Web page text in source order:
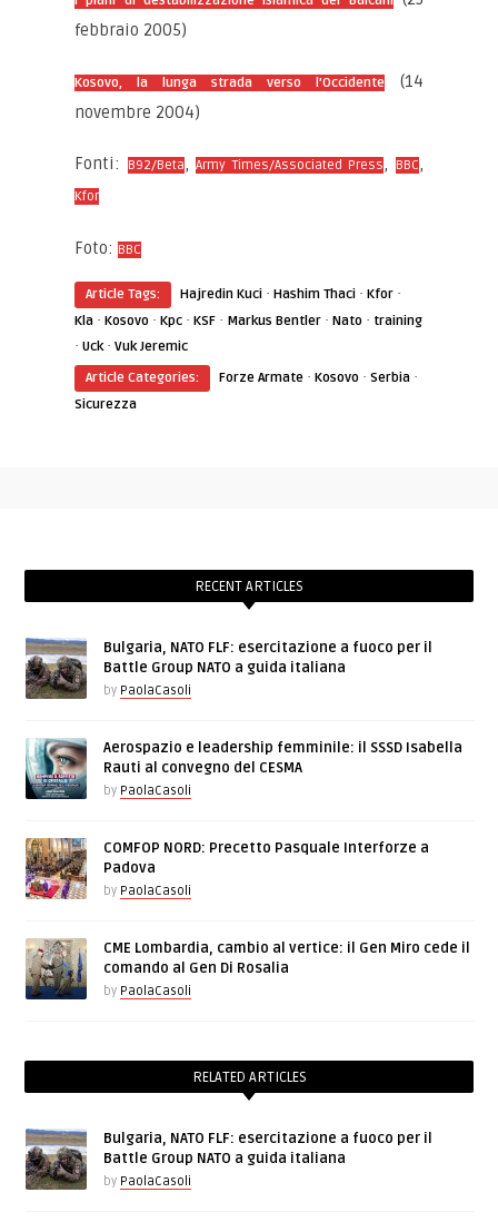
febbraio 2005)
Kosovo, la lunga strada verso l’Occidente(14
novembre 2004)
Fonti: B92/Beta,Army Times/Associated Press, BBC,
Kfor
Foto:BBC
Article Tags: Hajredin Kuci ·Hashim Thaci ·Kfor ·
Kla ·Kosovo ·Kpc ·KSF · Markus Bentler ·Nato · training
·Uck·Vuk Jeremic
Article Categories:
Forze Armate ·Kosovo ·Serbia ·
Sicurezza
RECENT ARTICLES
Bulgaria, NATO FLF: esercitazione a fuoco per il
Battle Group NATO a guida italiana
by PaolaCasoli
Aerospazio e leadership femminile: il SSSD Isabella
Rauti al convegno del CESMA
by PaolaCasoli
COMFOP NORD: Precetto Pasquale Interforze a
Padova
by PaolaCasoli
CME Lombardia, cambio al vertice: il Gen Miro cede il
comando al Gen Di Rosalia
by PaolaCasoli
RELATED ARTICLES
Bulgaria, NATO FLF: esercitazione a fuoco per il
Battle Group NATO a guida italiana
by PaolaCasoli